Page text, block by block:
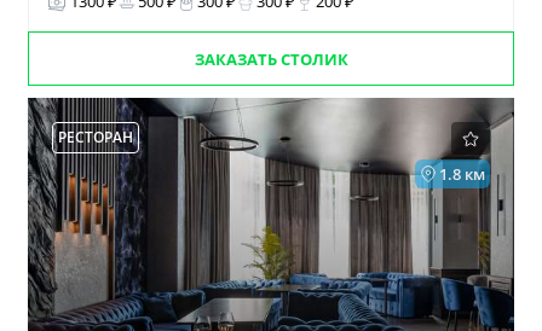
ЗАКАЗАТЬ СТОЛИК
РЕСТОРАН
1.8 км